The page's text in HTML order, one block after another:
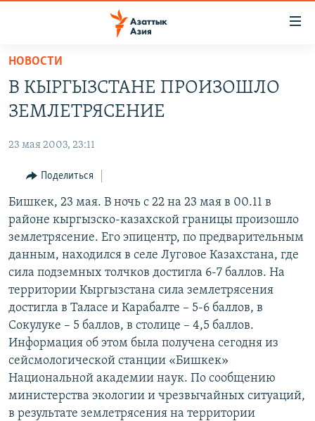
Вернуться
основному
содержанию
навигации
Вернутся
поиску
УЗБЕКИСТАН
ТАДЖИКИСТАН
НА ДРУГИХ ЯЗЫКАХ
ҚАЗАҚША
КЫРГЫЗЧА
ТОҶИКӢ
TÜRKMENÇE
Все сайты РСЕ/РС
НОВОСТИ
В КЫРГЫЗСТАНЕ ПРОИЗОШЛО
ЗЕМЛЕТРЯСЕНИЕ
23 мая 2003, 23:11
Поделиться
Бишкек, 23 мая. В ночь с 22 на 23 мая в 00.11 в
районе кыргызско-казахской границы произошло
землетрясение. Его эпицентр, по предварительным
данным, находился в селе Луговое Казахстана, где
сила подземных толчков достигла 6-7 баллов. На
территории Кыргызстана сила землетрясения
достигла в Таласе и Карабалте – 5-6 баллов, в
Сокулуке – 5 баллов, в столице – 4,5 баллов.
Информация об этом была получена сегодня из
сейсмологической станции «Бишкек»
Национальной академии наук. По сообщению
министерства экологии и чрезвычайных ситуаций,
в результате землетрясения на территории